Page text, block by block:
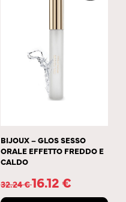
BIJOUX – GLOS SESSO
ORALE EFFETTO FREDDO E
CALDO
32.24€16.12€